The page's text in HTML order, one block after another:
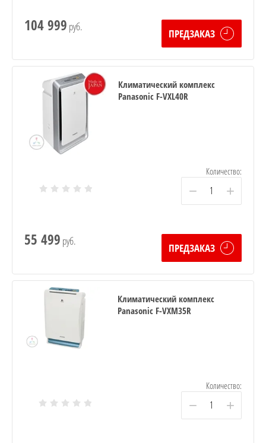
104 999 руб.
ПРЕДЗАКАЗ
Климатический комплекс
Panasonic F-VXL40R
Количество:
− +
55 499 руб.
ПРЕДЗАКАЗ
Климатический комплекс
Panasonic F-VXM35R
Количество:
− +